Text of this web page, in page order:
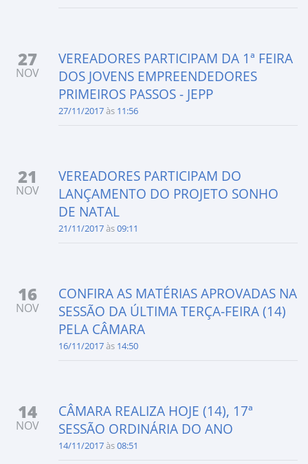
27
NOV
VEREADORES PARTICIPAM DA 1ª FEIRA
DOS JOVENS EMPREENDEDORES
PRIMEIROS PASSOS - JEPP
27/11/2017às 11:56
21
NOV
VEREADORES PARTICIPAM DO
LANÇAMENTO DO PROJETO SONHO
DE NATAL
21/11/2017às09:11
16
NOV
CONFIRA AS MATÉRIAS APROVADAS NA
SESSÃO DA ÚLTIMA TERÇA-FEIRA (14)
PELA CÂMARA
16/11/2017às 14:50
14
NOV
CÂMARA REALIZA HOJE (14), 17ª
SESSÃO ORDINÁRIA DO ANO
14/11/2017às08:51